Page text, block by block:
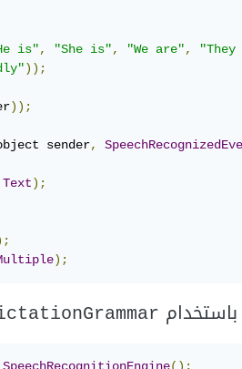
is", "She is", "We are",
));
));
sender,
Text);
);